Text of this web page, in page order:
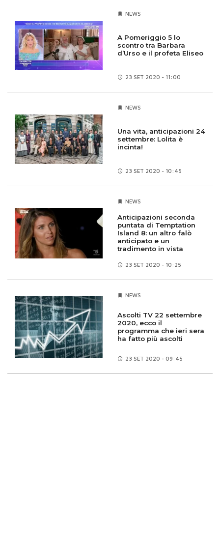
NEWS
A Pomeriggio 5 lo
scontro tra Barbara
d’Urso e il profeta Eliseo
23 SET 2020 - 11:00
NEWS
Una vita, anticipazioni 24
settembre: Lolita è
incinta!
23 SET 2020 - 10:45
NEWS
Anticipazioni seconda
puntata di Temptation
Island 8: un altro falò
anticipato e un
tradimento in vista
23 SET 2020 - 10:25
NEWS
Ascolti TV 22 settembre
2020, ecco il
programma che ieri sera
ha fatto più ascolti
23 SET 2020 - 09:45